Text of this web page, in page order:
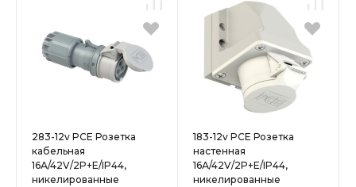
283-12v PCE Розетка
кабельная
16А/42V/2P+E/IP44,
никелированные
183-12v PCE Розетка
настенная
16А/42V/2P+E/IP44,
никелированные